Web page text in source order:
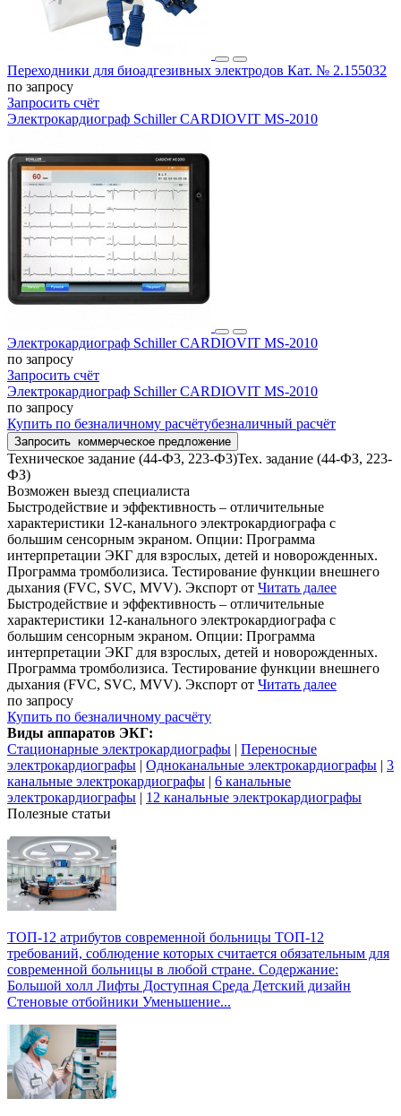
Переходники для биоадгезивных электродов Кат. № 2.155032
по запросу
Запросить счёт
Электрокардиограф Schiller CARDIOVIT MS-2010
Электрокардиограф Schiller CARDIOVIT MS-2010
по запросу
Запросить счёт
Электрокардиограф Schiller CARDIOVIT MS-2010
по запросу
Купить по безналичному расчётубезналичный расчёт
Запросить коммерческое предложение
Техническое задание (44-Ф3, 223-Ф3)Тех. задание (44-ФЗ, 223-
ФЗ)
Возможен выезд специалиста
Быстродействие и эффективность – отличительные
характеристики 12-канального электрокардиографа с
большим сенсорным экраном. Опции: Программа
интерпретации ЭКГ для взрослых, детей и новорожденных.
Программа тромболизиса. Тестирование функции внешнего
дыхания (FVC, SVC, MVV). Экспорт от Читать далее
Быстродействие и эффективность – отличительные
характеристики 12-канального электрокардиографа с
большим сенсорным экраном. Опции: Программа
интерпретации ЭКГ для взрослых, детей и новорожденных.
Программа тромболизиса. Тестирование функции внешнего
дыхания (FVC, SVC, MVV). Экспорт от Читать далее
по запросу
Купить по безналичному расчёту
Виды аппаратов ЭКГ:
Стационарные электрокардиографы | Переносные
электрокардиографы | Одноканальные электрокардиографы | 3
канальные электрокардиографы | 6 канальные
электрокардиографы | 12 канальные электрокардиографы
Полезные статьи
ТОП-12 атрибутов современной больницы ТОП-12
требований, соблюдение которых считается обязательным для
современной больницы в любой стране. Содержание:
Большой холл Лифты Доступная Среда Детский дизайн
Стеновые отбойники Уменьшение...